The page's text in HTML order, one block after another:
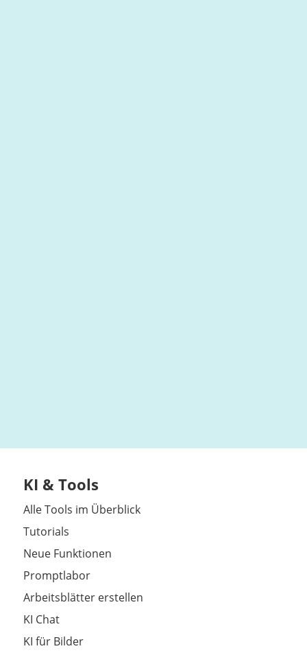
KI & Tools
Alle Tools im Überblick
Tutorials
Neue Funktionen
Promptlabor
Arbeitsblätter erstellen
KI Chat
KI für Bilder